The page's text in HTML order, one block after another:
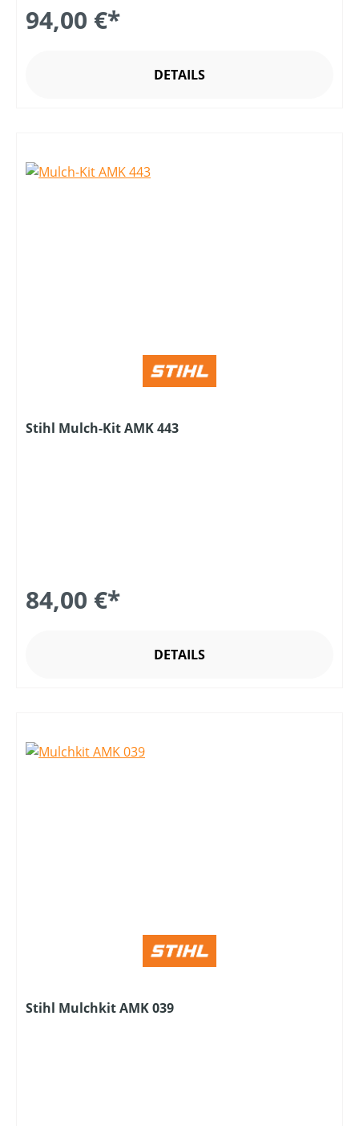
94,00 €*
DETAILS
Stihl Mulch-Kit AMK 443
84,00 €*
DETAILS
Stihl Mulchkit AMK 039